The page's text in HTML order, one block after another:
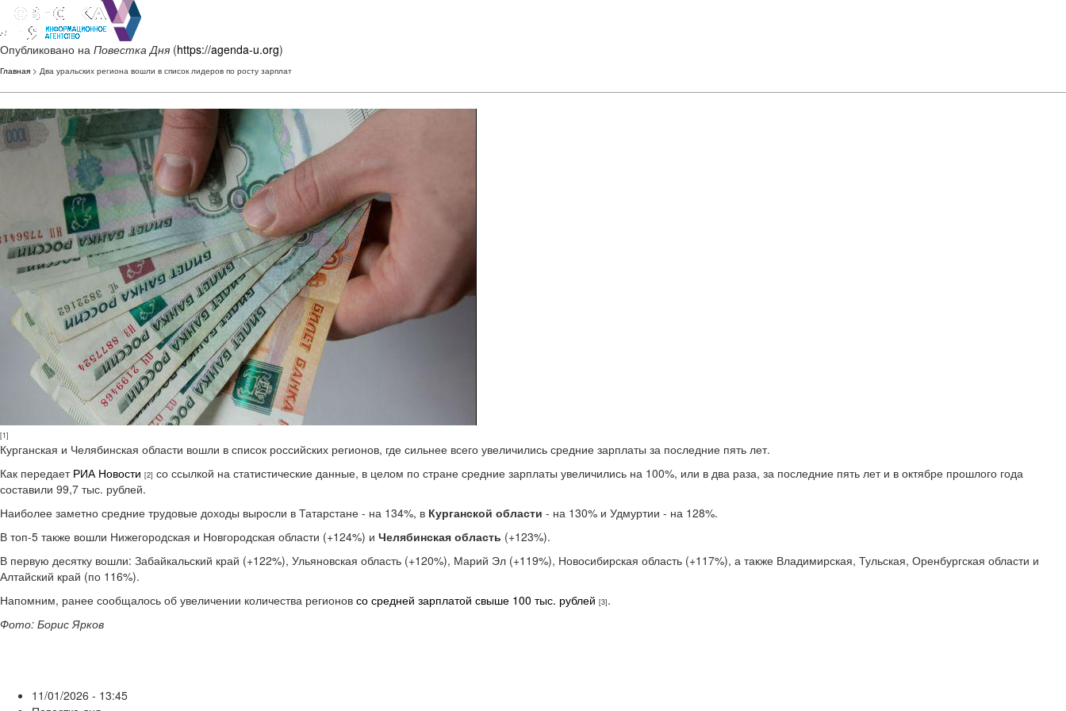
Опубликовано на Повестка Дня (https://agenda-u.org)
Главная > Два уральских региона вошли в список лидеров по росту зарплат
[1]
Курганская и Челябинская области вошли в список российских регионов, где сильнее всего увеличились средние зарплаты за последние пять лет.
Как передает РИА Новости [2] со ссылкой на статистические данные, в целом по стране средние зарплаты увеличились на 100%, или в два раза, за последние пять лет и в октябре прошлого года
составили 99,7 тыс. рублей.
Наиболее заметно средние трудовые доходы выросли в Татарстане - на 134%, в Курганской области - на 130% и Удмуртии - на 128%.
В топ-5 также вошли Нижегородская и Новгородская области (+124%) и Челябинская область (+123%).
В первую десятку вошли: Забайкальский край (+122%), Ульяновская область (+120%), Марий Эл (+119%), Новосибирская область (+117%), а также Владимирская, Тульская, Оренбургская области и
Алтайский край (по 116%).
Напомним, ранее сообщалось об увеличении количества регионов со средней зарплатой свыше 100 тыс. рублей [3].
Фото: Борис Ярков
11/01/2026 - 13:45